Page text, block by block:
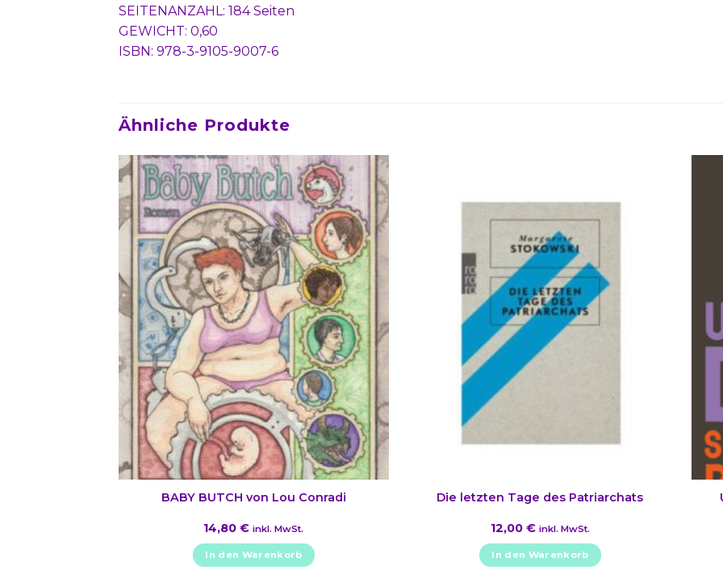
SEITENANZAHL: 184 Seiten
GEWICHT: 0,60
ISBN: 978-3-9105-9007-6
Ähnliche Produkte
BABY BUTCH von Lou Conradi
14,80€ inkl. MwSt.
In den Warenkorb
Die letzten Tage des Patriarchats
12,00 € inkl. MwSt.
In den Warenkorb